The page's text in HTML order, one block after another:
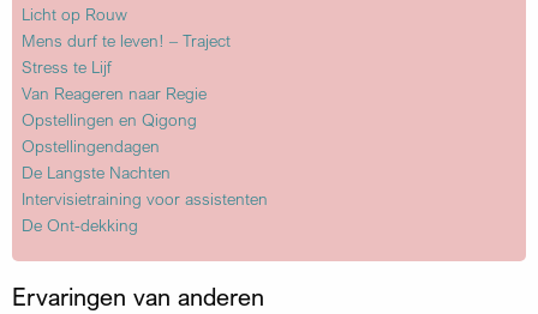
Licht op Rouw
Mens durf te leven! – Traject
Stress te Lijf
Van Reageren naar Regie
Opstellingen en Qigong
Opstellingendagen
De Langste Nachten
Intervisietraining voor assistenten
De Ont-dekking
Ervaringen van anderen